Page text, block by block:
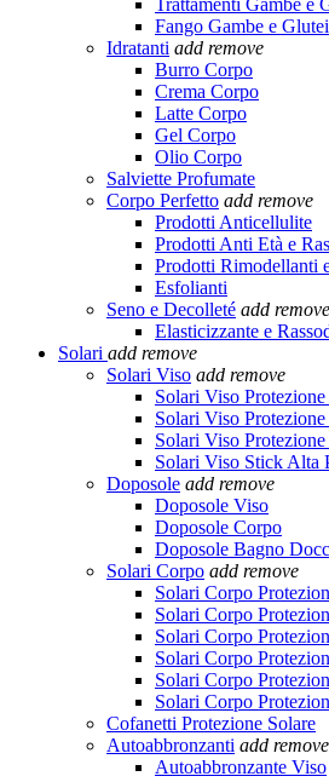
Trattamenti Gambe e
Fango Gambe e Glutei
Idratanti add remove
Burro Corpo
Crema Corpo
Latte Corpo
Gel Corpo
Olio Corpo
Salviette Profumate
Corpo Perfetto add remove
Prodotti Anticellulite
Prodotti Anti Età e
Prodotti Rimodellanti
Esfolianti
Seno e Decolleté add remove
Elasticizzante e
Solari add remove
Solari Viso add remove
Solari Viso
Solari Viso
Solari Viso
Solari Viso Stick Alta
Doposole add remove
Doposole Viso
Doposole Corpo
Doposole Bagno
Solari Corpo add remove
Solari Corpo
Solari Corpo
Solari Corpo
Solari Corpo
Solari Corpo
Solari Corpo
Cofanetti Protezione Solare
Autoabbronzanti add remove
Autoabbronzante Viso